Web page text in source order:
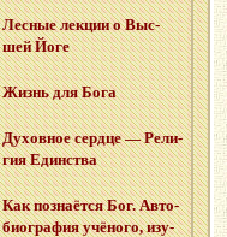
Лес­ные лек­ции о Выс­
шей Йоге
Жизнь для Бога
Ду­хов­ное серд­це — Ре­ли­
гия Един­ства
Как по­зна­ёт­ся Бог. Ав­то­
био­гра­фия учё­но­го, изу­